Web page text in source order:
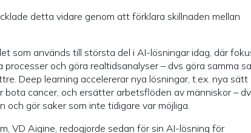
detta vidare genom att förklara skillnaden mellan
som används till största del i AI-lösningar idag, där
och göra realtidsanalyser – dvs göra samma
Deep learning accelererar nya lösningar, t.ex. nya sätt
bota cancer, och ersätter arbetsflöden av människor –
och gör saker som inte tidigare var möjliga.
VD Aigine, redogjorde sedan för sin AI-lösning för